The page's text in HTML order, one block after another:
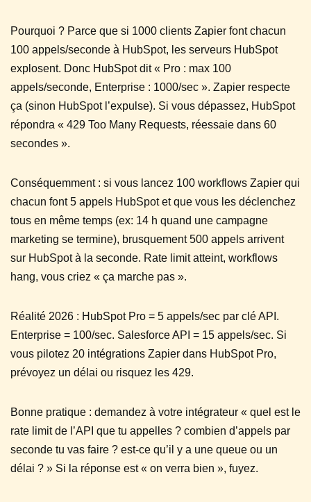
Pourquoi ? Parce que si 1000 clients Zapier font chacun
100 appels/seconde à HubSpot, les serveurs HubSpot
explosent. Donc HubSpot dit « Pro : max 100
appels/seconde, Enterprise : 1000/sec ». Zapier respecte
ça (sinon HubSpot l’expulse). Si vous dépassez, HubSpot
répondra « 429 Too Many Requests, réessaie dans 60
secondes ».
Conséquemment : si vous lancez 100 workflows Zapier qui
chacun font 5 appels HubSpot et que vous les déclenchez
tous en même temps (ex: 14 h quand une campagne
marketing se termine), brusquement 500 appels arrivent
sur HubSpot à la seconde. Rate limit atteint, workflows
hang, vous criez « ça marche pas ».
Réalité 2026 : HubSpot Pro = 5 appels/sec par clé API.
Enterprise = 100/sec. Salesforce API = 15 appels/sec. Si
vous pilotez 20 intégrations Zapier dans HubSpot Pro,
prévoyez un délai ou risquez les 429.
Bonne pratique : demandez à votre intégrateur « quel est le
rate limit de l’API que tu appelles ? combien d’appels par
seconde tu vas faire ? est-ce qu’il y a une queue ou un
délai ? » Si la réponse est « on verra bien », fuyez.